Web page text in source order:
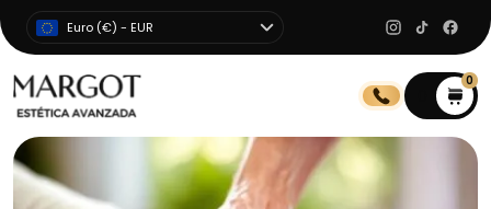
Euro (€) - EUR
0